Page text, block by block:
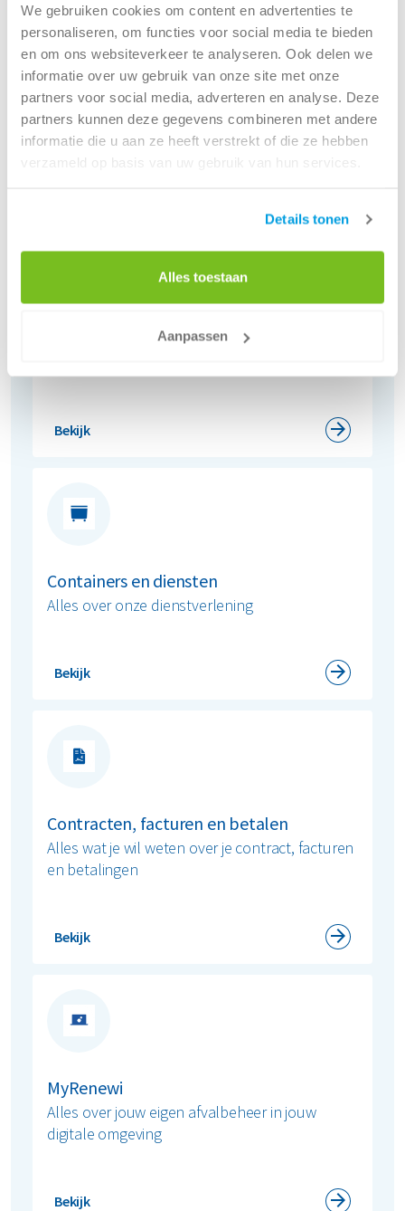
We gebruiken cookies om content en advertenties te
personaliseren, om functies voor social media te bieden
en om ons websiteverkeer te analyseren. Ook delen we
informatie over uw gebruik van onze site met onze
partners voor social media, adverteren en analyse. Deze
partners kunnen deze gegevens combineren met andere
informatie die u aan ze heeft verstrekt of die ze hebben
verzameld op basis van uw gebruik van hun services.
Details tonen
Alles toestaan
Aanpassen
Zo houd je altijd controle over jouw afvalbeheer en
voldoe je eenvoudig aan CSRD-richtlijnen.
Ga naar MyRenewi
Waar gaat jouw vraag over?
Offerte, bestellen en wijzigingen
Bekijk
Containers en diensten
Alles over onze dienstverlening
Bekijk
Contracten, facturen en betalen
Alles wat je wil weten over je contract, facturen
en betalingen
Bekijk
MyRenewi
Alles over jouw eigen afvalbeheer in jouw
digitale omgeving
Bekijk